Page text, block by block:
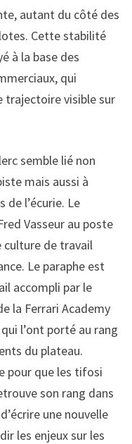
autant du côté des
Cette stabilité
à la base des
qui
trajectoire visible sur
semble lié non
mais aussi à
de l’écurie. Le
Vasseur au poste
culture de travail
Le paraphe est
accompli par le
la Ferrari Academy
l’ont porté au rang
du plateau.
pour que les tifosi
son rang dans
une nouvelle
les enjeux sur les